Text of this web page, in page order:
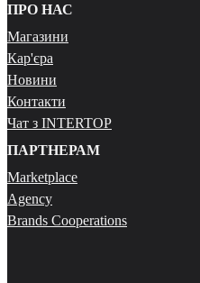
ПРО НАС
Магазини
Кар'єра
Новини
Контакти
Чат з INTERTOP
ПАРТНЕРАМ
Marketplace
Agency
Brands Cooperations